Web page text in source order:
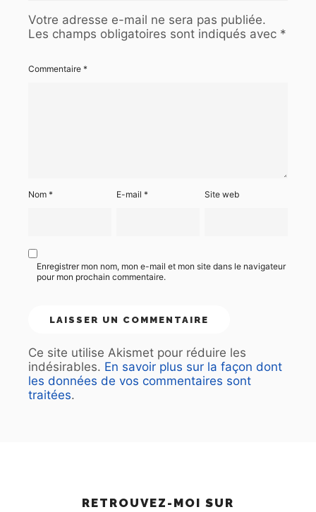
Votre adresse e-mail ne sera pas publiée.
Les champs obligatoires sont indiqués avec *
Commentaire *
Nom * E-mail* Site web
Enregistrer mon nom, mon e-mail et mon site dans le navigateur
pour mon prochain commentaire.
Ce site utilise Akismet pour réduire les
indésirables. En savoir plus sur la façon dont
les données de vos commentaires sont
traitées.
RETROUVEZ-MOI SUR